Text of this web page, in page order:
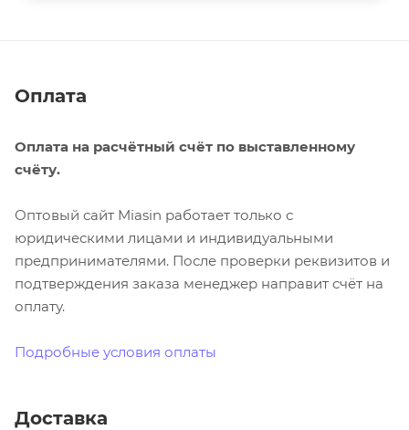
Оплата
Оплата на расчётный счёт по выставленному
счёту.
Оптовый сайт Miasin работает только с
юридическими лицами и индивидуальными
предпринимателями. После проверки реквизитов и
подтверждения заказа менеджер направит счёт на
оплату.
Подробные условия оплаты
Доставка